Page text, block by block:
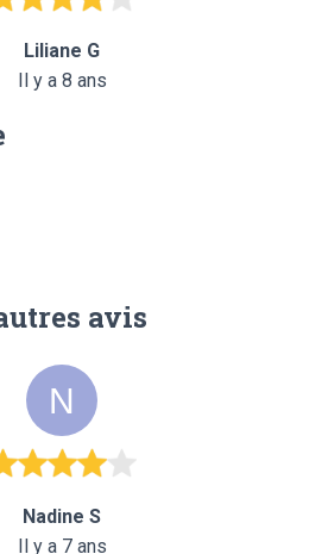
Liliane G
Il y a 8 ans
avis
Nadine S
Il y a 7 ans